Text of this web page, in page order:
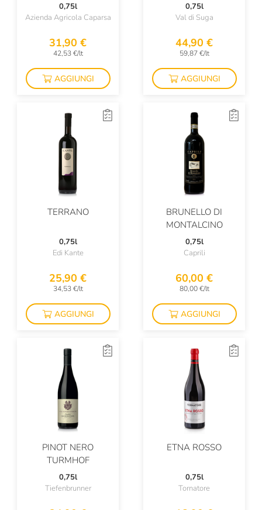
Tenuta Scerscé
Tenute Dettori
Tenute Lunelli
Tiefenbrunner
Tormaresca
Tornatore
Travaglini
Trullo Di Noha
Umani Ronchi
Valle Reale
Vigneti Massa
Villa Minelli
Vini Franchetti
0,75l
Azienda Agricola Caparsa
31,90 €
42,53 €/lt
AGGIUNGI
0,75l
Val di Suga
44,90 €
59,87 €/lt
AGGIUNGI
TERRANO
0,75l
Edi Kante
25,90 €
34,53 €/lt
AGGIUNGI
BRUNELLO DI
MONTALCINO
0,75l
Caprili
60,00 €
80,00 €/lt
AGGIUNGI
PINOT NERO
TURMHOF
0,75l
Tiefenbrunner
ETNA ROSSO
0,75l
Tornatore